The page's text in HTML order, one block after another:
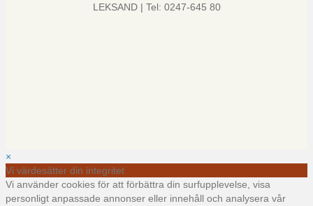
LEKSAND | Tel: 0247-645 80
×
Vi värdesätter din integritet
Vi använder cookies för att förbättra din surfupplevelse, visa
personligt anpassade annonser eller innehåll och analysera vår